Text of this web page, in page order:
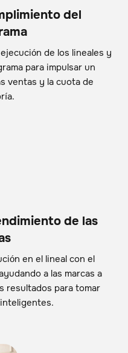
del
de los lineales y
para impulsar un
ventas y la cuota de
de las
en el lineal con el
a las marcas a
resultados para tomar